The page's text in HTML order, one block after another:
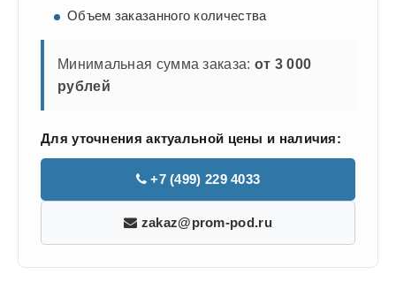
Объем заказанного количества
Минимальная сумма заказа: от 3 000
рублей
Для уточнения актуальной цены и наличия:
+7 (499) 229 4033
zakaz@prom-pod.ru